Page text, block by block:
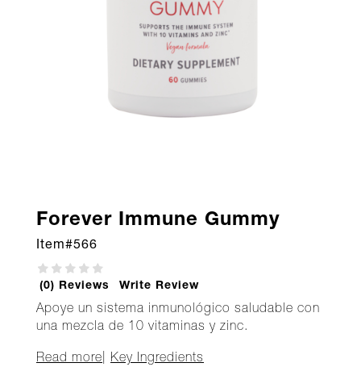
Forever Immune Gummy
Item#566
(0) Reviews Write Review
Apoye un sistema inmunológico saludable con
una mezcla de 10 vitaminas y zinc.
Read more Key Ingredients